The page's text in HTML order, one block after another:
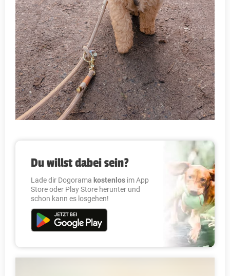
Du willst dabei sein?
Lade dir Dogorama kostenlos im App
Store oder Play Store herunter und
schon kann es losgehen!